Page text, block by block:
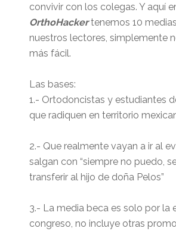
convivir con los colegas. Y aquí
OrthoHackertenemos 10
nuestros lectores, simplemente
más fácil.
Las bases:
1.- Ortodoncistas y estudiantes
que radiquen en territorio
2.- Que realmente vayan a ir al
salgan con “siempre no puedo,
transferir al hijo de doña Pelos”
3.- La media beca es solo por la
congreso, no incluye otras